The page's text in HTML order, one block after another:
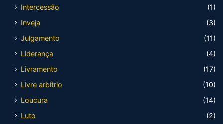
Intercessão
(1)
Inveja
(3)
Julgamento
(11)
Liderança
(4)
Livramento
(17)
Livre arbítrio
(10)
Loucura
(14)
Luto
(2)